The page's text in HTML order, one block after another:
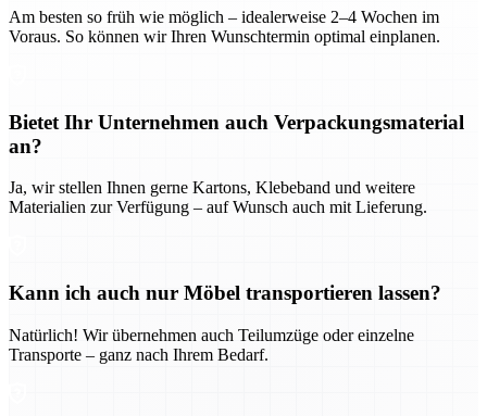
Am besten so früh wie möglich – idealerweise 2–4 Wochen im
Voraus. So können wir Ihren Wunschtermin optimal einplanen.
Bietet Ihr Unternehmen auch Verpackungsmaterial
an?
Ja, wir stellen Ihnen gerne Kartons, Klebeband und weitere
Materialien zur Verfügung – auf Wunsch auch mit Lieferung.
Kann ich auch nur Möbel transportieren lassen?
Natürlich! Wir übernehmen auch Teilumzüge oder einzelne
Transporte – ganz nach Ihrem Bedarf.